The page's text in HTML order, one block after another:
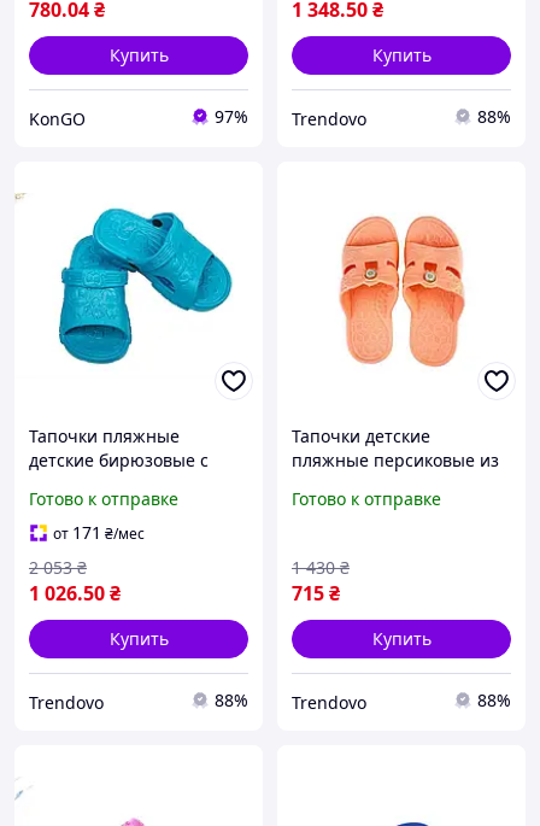
780.04₴
Купить
KonGO 97%
1 348.50₴
Купить
Trendovo 88%
Тапочки пляжные
детские бирюзовые с
легкая обувь с
протекторной подошвой
Готово к отправке
от 171 ₴/мес
1 026.50₴
2 053 ₴
Купить
Trendovo 88%
Тапочки детские
пляжные персиковые из
легкие комфортные для
Готово к отправке
715₴
1 430 ₴
Купить
Trendovo 88%